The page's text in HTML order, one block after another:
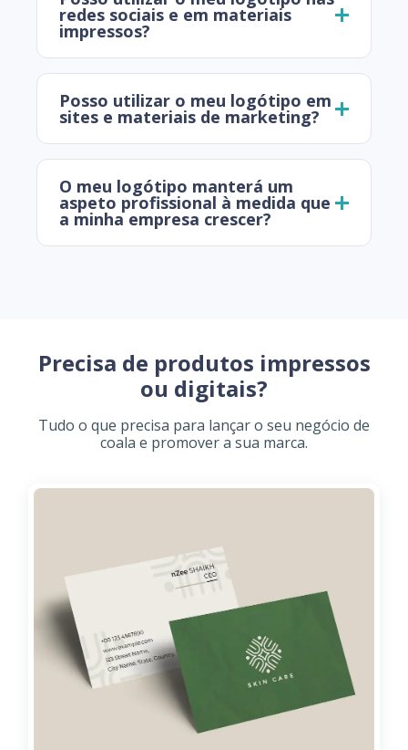
redes sociais e em materiais
impressos?
Posso utilizar o meu logótipo em
sites e materiais de marketing?
O meu logótipo manterá um
aspeto profissional à medida que
a minha empresa crescer?
Precisa de produtos impressos
ou digitais?
Tudo o que precisa para lançar o seu negócio de
coala e promover a sua marca.